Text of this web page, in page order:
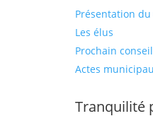
Présentation
Les élus
Prochain
Actes
Tranquilité